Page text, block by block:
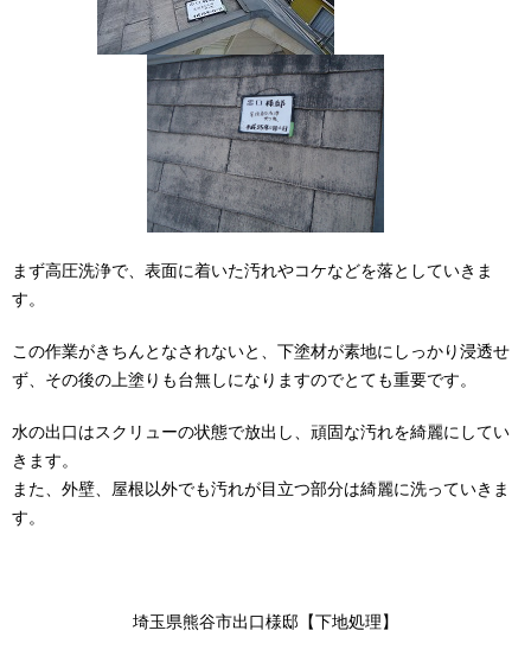
まず高圧洗浄で、表面に着いた汚れやコケなどを落としていきま
す。
この作業がきちんとなされないと、下塗材が素地にしっかり浸透せ
ず、その後の上塗りも台無しになりますのでとても重要です。
水の出口はスクリューの状態で放出し、頑固な汚れを綺麗にしてい
きます。
また、外壁、屋根以外でも汚れが目立つ部分は綺麗に洗っていきま
す。
埼玉県熊谷市出口様邸【下地処理】